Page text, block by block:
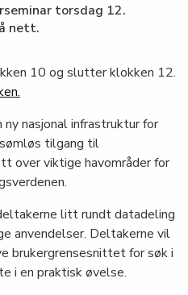
torsdag 12.
nett.
10 og slutter klokken 12.
nasjonal infrastruktur for
tilgang til
over viktige havområder for
litt rundt datadeling
anvendelser. Deltakerne vil
brukergrensesnittet for søk i
i en praktisk øvelse.